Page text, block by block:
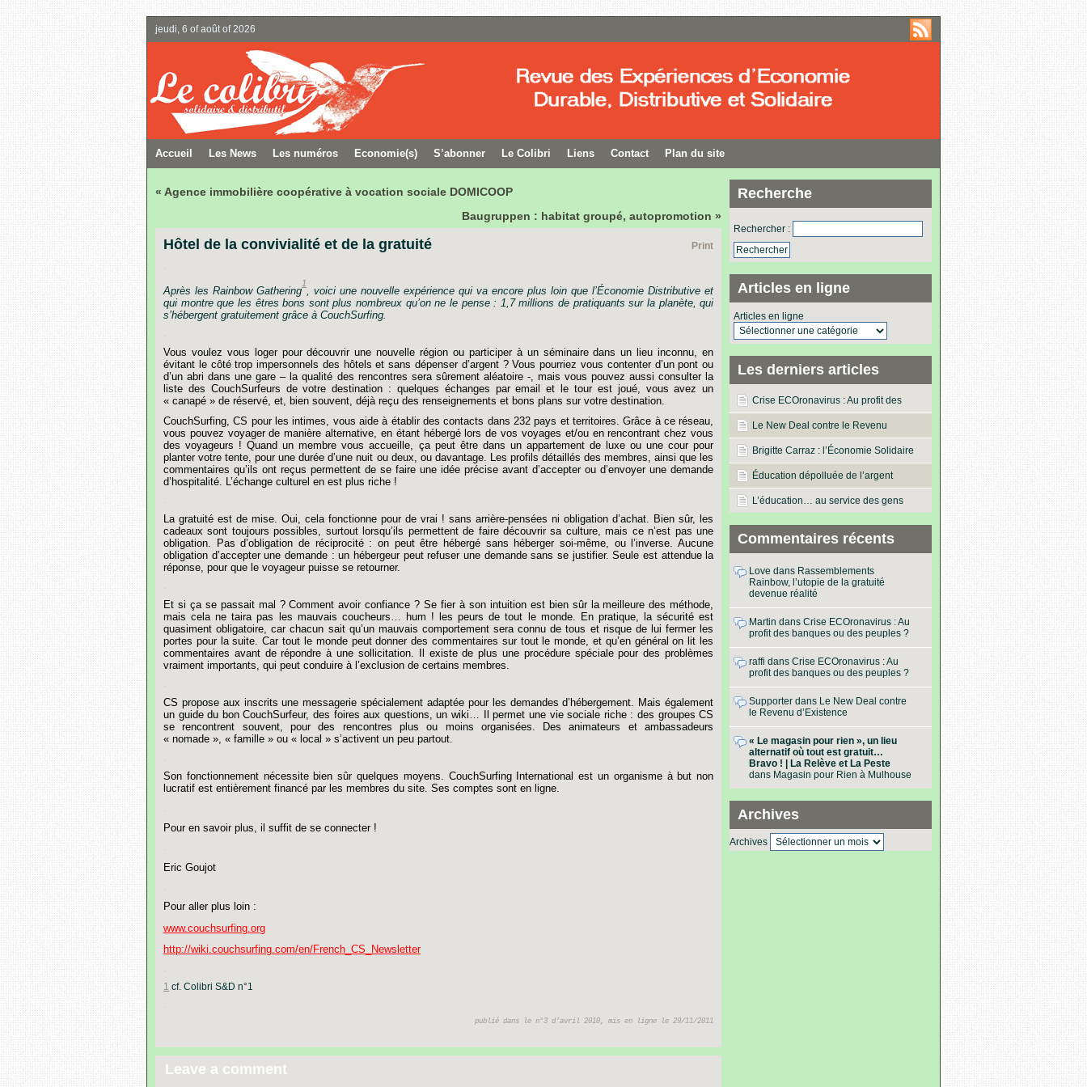
jeudi, 6 of août of 2026
Accueil Les News Les numéros Economie(s) S’abonner Le Colibri Liens Contact Plan du site
Recherche
Rechercher :
Articles en ligne
Articles en ligne
Les derniers articles
Crise ECOronavirus : Au profit des
banques ou des peuples ?
Le New Deal contre le Revenu
d’Existence
Brigitte Carraz : l’Économie Solidaire
dans les actes !
Éducation dépolluée de l’argent
L’éducation… au service des gens
Commentaires récents
Love dans Rassemblements
Rainbow, l’utopie de la gratuité
devenue réalité
Martin dans Crise ECOronavirus : Au
profit des banques ou des peuples ?
raffi dans Crise ECOronavirus : Au
profit des banques ou des peuples ?
Supporter dans Le New Deal contre
le Revenu d’Existence
« Le magasin pour rien », un lieu
alternatif où tout est gratuit…
Bravo ! | La Relève et La Peste
dans Magasin pour Rien à Mulhouse
Archives
Archives
« Agence immobilière coopérative à vocation sociale DOMICOOP
Baugruppen : habitat groupé, autopromotion »
Print
Hôtel de la convivialité et de la gratuité
Après les Rainbow Gathering
1
, voici une nouvelle expérience qui va encore plus loin que l’Économie Distributive et
qui montre que les êtres bons sont plus nombreux qu’on ne le pense : 1,7 millions de pratiquants sur la planète, qui
s’hébergent gratuitement grâce à CouchSurfing.
.
Vous voulez vous loger pour découvrir une nouvelle région ou participer à un séminaire dans un lieu inconnu, en
évitant le côté trop impersonnels des hôtels et sans dépenser d’argent ? Vous pourriez vous contenter d’un pont ou
d’un abri dans une gare – la qualité des rencontres sera sûrement aléatoire -, mais vous pouvez aussi consulter la
liste des CouchSurfeurs de votre destination : quelques échanges par email et le tour est joué, vous avez un
« canapé » de réservé, et, bien souvent, déjà reçu des renseignements et bons plans sur votre destination.
CouchSurfing, CS pour les intimes, vous aide à établir des contacts dans 232 pays et territoires. Grâce à ce réseau,
vous pouvez voyager de manière alternative, en étant hébergé lors de vos voyages et/ou en rencontrant chez vous
des voyageurs ! Quand un membre vous accueille, ça peut être dans un appartement de luxe ou une cour pour
planter votre tente, pour une durée d’une nuit ou deux, ou davantage. Les profils détaillés des membres, ainsi que les
commentaires qu’ils ont reçus permettent de se faire une idée précise avant d’accepter ou d’envoyer une demande
d’hospitalité. L’échange culturel en est plus riche !
.
La gratuité est de mise. Oui, cela fonctionne pour de vrai ! sans arrière-pensées ni obligation d’achat. Bien sûr, les
cadeaux sont toujours possibles, surtout lorsqu’ils permettent de faire découvrir sa culture, mais ce n’est pas une
obligation.
Pas d’obligation de réciprocité : on peut être hébergé sans héberger soi-même, ou l’inverse. Aucune
obligation d’accepter une demande : un hébergeur peut refuser une demande sans se justifier. Seule est attendue la
réponse, pour que le voyageur puisse se retourner.
.
Et si ça se passait mal ? Comment avoir confiance ? Se fier à son intuition est bien sûr la meilleure des méthode,
mais cela ne taira pas les mauvais coucheurs… hum ! les peurs de tout le monde. En pratique, la sécurité est
quasiment obligatoire, car chacun sait qu’un mauvais comportement sera connu de tous et risque de lui fermer les
portes pour la suite. Car tout le monde peut donner des commentaires sur tout le monde, et qu’en général on lit les
commentaires avant de répondre à une sollicitation. existe de plus une procédure spéciale pour des problèmes
vraiment importants, qui peut conduire à l’exclusion de certains membres.
.
CS propose aux inscrits une messagerie spécialement adaptée pour les demandes d’hébergement. Mais également
un guide du bon CouchSurfeur, des foires aux questions, un wiki… permet une vie sociale riche : des groupes CS
se
rencontrent souvent, pour des rencontres plus ou moins organisées. Des animateurs et
ambassadeurs
« nomade », « famille » ou « local » s’activent un peu partout.
.
Son fonctionnement nécessite bien sûr quelques moyens. CouchSurfing International est un organisme à but non
lucratif est entièrement financé par les membres du site. Ses comptes sont en ligne.
Pour en savoir plus, il suffit de se connecter !
.
Eric Goujot
Pour aller plus loin :
www.couchsurfing.org
http://wiki.couchsurfing.com/en/French_CS_Newsletter
.
1 cf. Colibri S&D n°1
.
publié dans le n°3 d’avril 2010, mis en ligne le 29/11/2011
Leave a comment